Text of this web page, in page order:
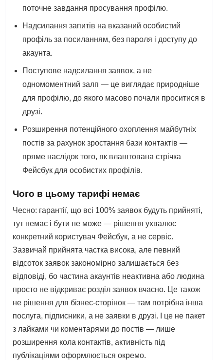
поточне завдання просування профілю.
Надсилання запитів на вказаний особистий
профіль за посиланням, без пароля і доступу до
акаунта.
Поступове надсилання заявок, а не
одномоментний залп — це виглядає природніше
для профілю, до якого масово почали проситися в
друзі.
Розширення потенційного охоплення майбутніх
постів за рахунок зростання бази контактів —
пряме наслідок того, як влаштована стрічка
Фейсбук для особистих профілів.
Чого в цьому тарифі немає
Чесно: гарантії, що всі 100% заявок будуть прийняті,
тут немає і бути не може — рішення ухвалює
конкретний користувач Фейсбук, а не сервіс.
Зазвичай прийнята частка висока, але певний
відсоток заявок закономірно залишається без
відповіді, бо частина акаунтів неактивна або людина
просто не відкриває розділ заявок вчасно. Це також
не рішення для бізнес-сторінок — там потрібна інша
послуга, підписники, а не заявки в друзі. І це не пакет
з лайками чи коментарями до постів — лише
розширення кола контактів, активність під
публікаціями оформлюється окремо.